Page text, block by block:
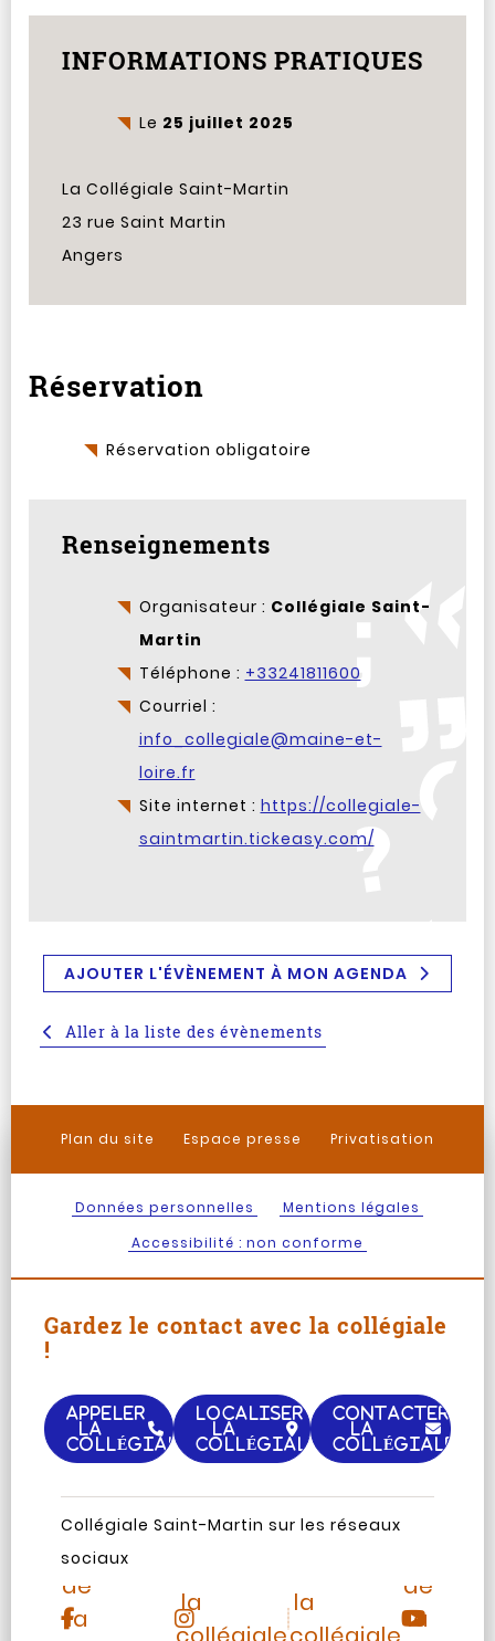
INFORMATIONS PRATIQUES
Le 25 juillet 2025
La Collégiale Saint-Martin
23 rue Saint Martin
Angers
Réservation
Réservation obligatoire
Renseignements
Organisateur : Collégiale Saint-
Martin
Téléphone : +33241811600
Courriel :
info_collegiale@maine-et-
loire.fr
Site internet : https://collegiale-
saintmartin.tickeasy.com/
AJOUTER L'ÉVÈNEMENT À MON AGENDA
Aller à la liste des évènements
Plan du site Espace presse Privatisation
Données personnelles
Mentions légales
Accessibilité : non conforme
Gardez le contact avec la collégiale
!
APPELER
LA
COLLÉGIALE
LOCALISER
LA
COLLÉGIALE
CONTACTER
LA
COLLÉGIALE
Collégiale Saint-Martin sur les réseaux
sociaux
Page
Facebook
de
la
Instagram
la
TripAdvisor
la
de
la